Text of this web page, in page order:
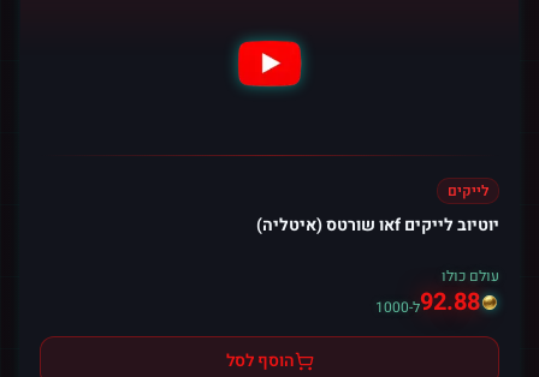
לייקים
יוטיוב לייקים fאו שורטס (איטליה)
עולם כולו
92.88ל-1000
הוסף לסל